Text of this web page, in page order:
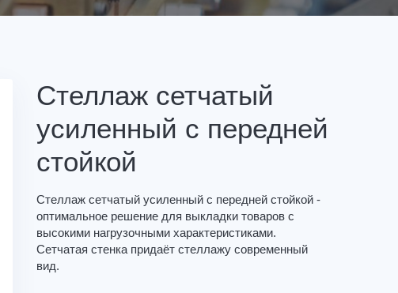
Стеллаж сетчатый
усиленный с передней
стойкой
Стеллаж сетчатый усиленный с передней стойкой -
оптимальное решение для выкладки товаров с
высокими нагрузочными характеристиками.
Сетчатая стенка придаёт стеллажу современный
вид.